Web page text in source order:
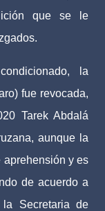
que se le
la
fue revocada,
Tarek Abdalá
aunque la
aprehensión y es
de acuerdo a
Secretaria de